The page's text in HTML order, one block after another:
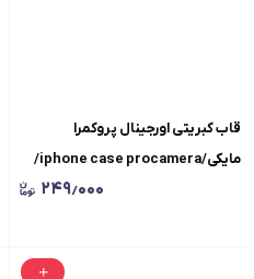
قاب کبریتی اورجینال پروکمرا
مایکی/iphone case procamera/
قاب مایک کبریتی با شاسی اورجینال
۲۴۹٫۰۰۰